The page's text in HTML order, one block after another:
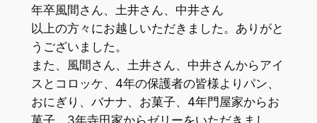
年卒風間さん、土井さん、中井さん
以上の方々にお越しいただきました。ありがと
うございました。
また、風間さん、土井さん、中井さんからアイ
スとコロッケ、4年の保護者の皆様よりパン、
おにぎり、バナナ、お菓子、4年門屋家からお